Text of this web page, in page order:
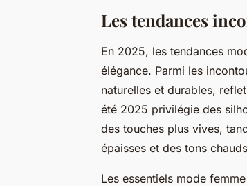
Les tendances
En 2025, les tendances
élégance. Parmi les
naturelles et durables,
été 2025 privilégie des
des touches plus vives,
épaisses et des tons
Les essentiels mode